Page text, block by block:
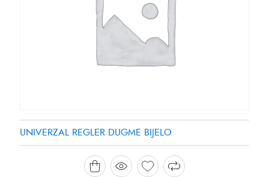
UNIVERZAL REGLER DUGME BIJELO